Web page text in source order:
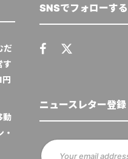
だ
す
動
SNSでフォローする
ニュースレター登録